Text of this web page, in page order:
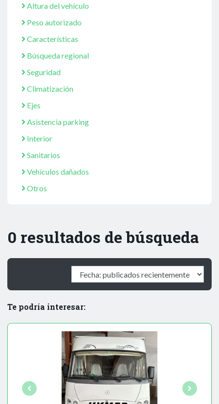
Altura del vehículo
Peso autorizado
Características
Búsqueda regional
Seguridad
Climatización
Ejes
Asistencia parking
Interior
Sanitarios
Vehículos dañados
Otros
0 resultados de búsqueda
Te podría interesar: